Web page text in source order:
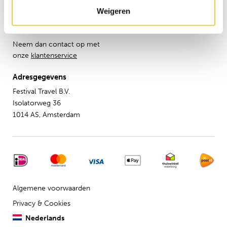
Weigeren
Hulp nodig?
Neem dan contact op met
onze klantenservice
Adresgegevens
Festival Travel B.V.
Isolatorweg 36
1014 AS, Amsterdam
Algemene voorwaarden
Privacy & Cookies
Nederlands